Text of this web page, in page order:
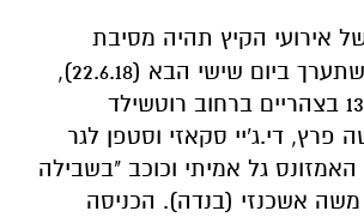
אירועי הקיץ תהיה מסיבת
הרחוב הגדולה שתערך ביום שישי הבא (22.6.18),
החל משעה 13:00 בצהריים ברחוב רוטשילד
די.ג'יי סקאזי וסטפן לגר
גל אמיתי וכוכב "בשבילה
משה אשכנזי (בנדה). הכניסה